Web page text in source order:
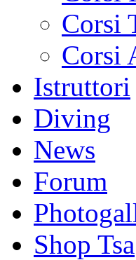
Corsi
Corsi
Istruttori
Diving
News
Forum
Shop Tsa